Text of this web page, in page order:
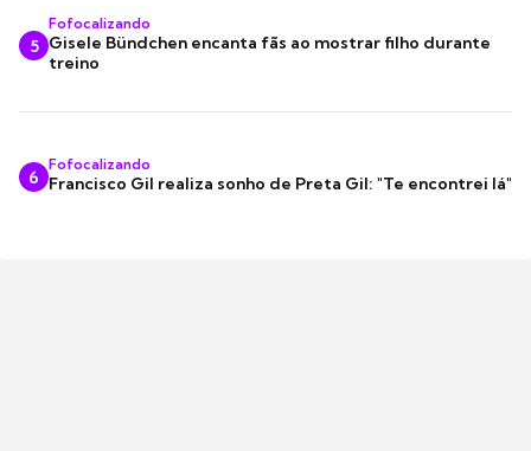
5
Fofocalizando
Gisele Bündchen encanta fãs ao mostrar filho durante
treino
6
Fofocalizando
Francisco Gil realiza sonho de Preta Gil: "Te encontrei lá"